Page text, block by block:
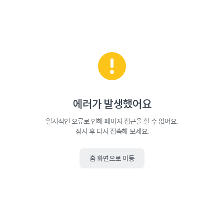
에러가 발생했어요
일시적인 오류로 인해 페이지 접근을 할 수 없어요.
잠시 후 다시 접속해 보세요.
홈 화면으로 이동